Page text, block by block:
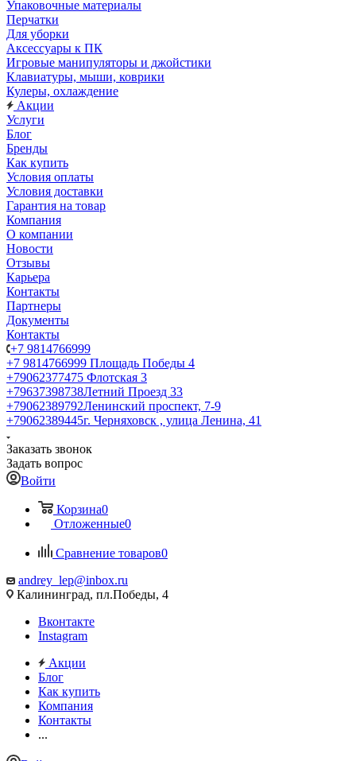
Упаковочные материалы
Перчатки
Для уборки
Аксессуары к ПК
Игровые манипуляторы и джойстики
Клавиатуры, мыши, коврики
Кулеры, охлаждение
Акции
Услуги
Блог
Бренды
Как купить
Условия оплаты
Условия доставки
Гарантия на товар
Компания
О компании
Новости
Отзывы
Карьера
Контакты
Партнеры
Документы
Контакты
+7 9814766999
+7 9814766999 Площадь Победы 4
+79062377475 Флотская 3
+79637398738Летний Проезд 33
+79062389792Ленинский проспект, 7-9
+79062389445г. Черняховск , улица Ленина, 41
Заказать звонок
Задать вопрос
Войти
Корзина0
Отложенные0
Сравнение товаров0
andrey_lep@inbox.ru
Калининград, пл.Победы, 4
Вконтакте
Instagram
Акции
Блог
Как купить
Компания
Контакты
...